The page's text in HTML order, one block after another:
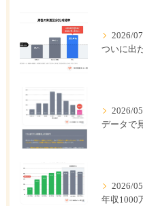
2026/
ついに出
2026/
データで
2026/